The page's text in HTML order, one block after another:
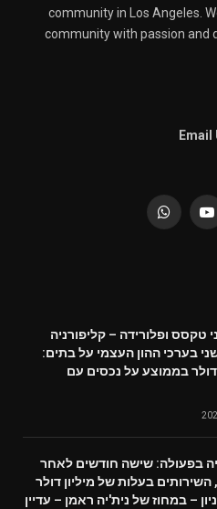
community in Los Angeles.
community with passion and
Email
YouTube
WhatsApp
טקסס ופלורידה – קליפורניה
בערכי ההון העצמי על בתים:
דולר בממוצע על נכסים עם
בפעולה: שישה חודשים לאחר
בעלות של מיליון דולר
– במחוז של נית'יה ראמן – עדיין